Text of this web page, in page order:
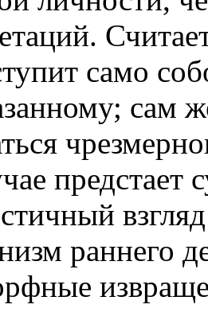
само
сам
предстает
раннего